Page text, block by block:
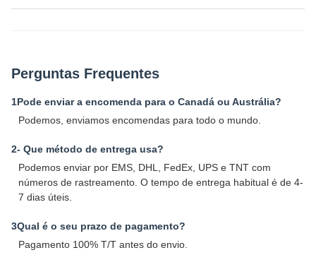
Perguntas Frequentes
1Pode enviar a encomenda para o Canadá ou Austrália?
Podemos, enviamos encomendas para todo o mundo.
2- Que método de entrega usa?
Podemos enviar por EMS, DHL, FedEx, UPS e TNT com
números de rastreamento. O tempo de entrega habitual é de 4-
7 dias úteis.
3Qual é o seu prazo de pagamento?
Pagamento 100% T/T antes do envio.